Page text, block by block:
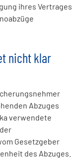
ihres Vertrages
nicht klar
Abzuges
verwendete
Gesetzgeber
des Abzuges.